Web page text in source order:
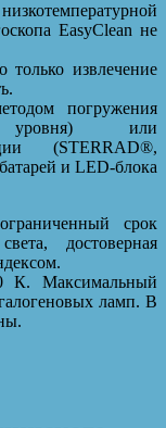
EasyClean не
только извлечение
погружения
уровня) или
(STERRAD®,
и LED-блока
срок
достоверная
К. Максимальный
ламп. В